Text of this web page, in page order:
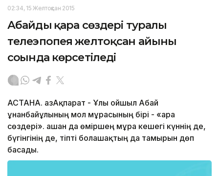
02:34, 15 Желтоқсан 2015
Абайдың қара сөздері туралы
телеэпопея желтоқсан айының
соңында көрсетіледі
АСТАНА. ҚазАқпарат - Ұлы ойшыл Абай
Құнанбайұлының мол мұрасының бірі - «Қара
сөздері». Қашан да өміршең мұра кешегі күннің де,
бүгінгінің де, тіпті болашақтың да тамырын дөп
басады.